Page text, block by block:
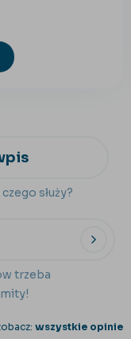
służy?
trzeba
wszystkie opinie